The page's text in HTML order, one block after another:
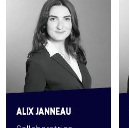
ALIX JANNEAU